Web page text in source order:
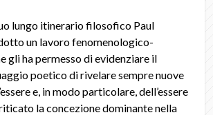
lungo itinerario filosofico Paul
un lavoro fenomenologico-
gli ha permesso di evidenziare il
poetico di rivelare sempre nuove
e, in modo particolare, dell’essere
la concezione dominante nella